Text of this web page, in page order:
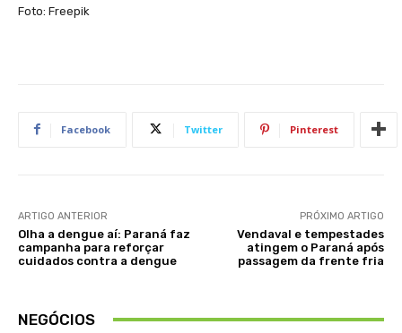
Foto: Freepik
Facebook Twitter Pinterest
ARTIGO ANTERIOR
Olha a dengue aí: Paraná faz
campanha para reforçar
cuidados contra a dengue
PRÓXIMO ARTIGO
Vendaval e tempestades
atingem o Paraná após
passagem da frente fria
NEGÓCIOS